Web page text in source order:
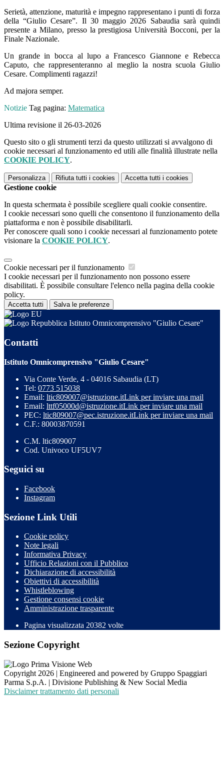
Serietà, attenzione, maturità e impegno rappresentano i punti di forza
della “Giulio Cesare”. Il 30 maggio 2026 Sabaudia sarà quindi
presente a Milano, presso la prestigiosa Università Bocconi, per la
Finale Nazionale.
Un grande in bocca al lupo a Francesco Giannone e Rebecca
Caputo, che rappresenteranno al meglio la nostra scuola Giulio
Cesare. Complimenti ragazzi!
Ad majora semper.
Notizie Tag pagina: Matematica
Ultima revisione il 26-03-2026
Questo sito o gli strumenti terzi da questo utilizzati si avvalgono di
cookie necessari al funzionamento ed utili alle finalità illustrate nella
COOKIE POLICY.
Personalizza Rifiuta tutti i cookies Accetta tutti i cookies
Gestione cookie
In questa schermata è possibile scegliere quali cookie consentire.
I cookie necessari sono quelli che consentono il funzionamento della
piattaforma e non è possibile disabilitarli.
Per conoscere quali sono i cookie necessari al funzionamento potete
visionare la COOKIE POLICY.
Cookie necessari per il funzionamento
I cookie necessari per il funzionamento non possono essere
disabilitati. È possibile consultare l'elenco nella pagina della cookie
policy.
Accetta tutti Salva le preferenze
Istituto Omnicomprensivo "Giulio Cesare"
Contatti
Istituto Omnicomprensivo "Giulio Cesare"
Via Conte Verde, 4 - 04016 Sabaudia (LT)
Tel: 0773 515038
Email: ltic809007@istruzione.itLink per inviare una mail
Email: lttf05000d@istruzione.itLink per inviare una mail
PEC: ltic809007@pec.istruzione.itLink per inviare una mail
C.F.: 80003870591
C.M. ltic809007
Cod. Univoco UF5UV7
Seguici su
Facebook
Instagram
Sezione Link Utili
Cookie policy
Note legali
Informativa Privacy
Ufficio Relazioni con il Pubblico
Dichiarazione di accessibilità
Obiettivi di accessibilità
Whistleblowing
Gestione consensi cookie
Amministrazione trasparente
Pagina visualizzata 20382 volte
Sezione Copyright
Copyright 2026 | Engineered and powered by Gruppo Spaggiari
Parma S.p.A. | Divisione Publishing & New Social Media
Disclaimer trattamento dati personali